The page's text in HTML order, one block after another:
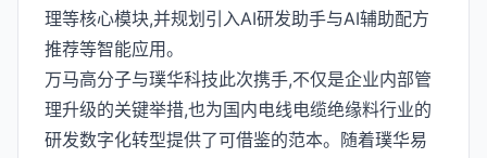
理等核心模块,并规划引入AI研发助手与AI辅助配方
推荐等智能应用。
万马高分子与璞华科技此次携手,不仅是企业内部管
理升级的关键举措,也为国内电线电缆绝缘料行业的
研发数字化转型提供了可借鉴的范本。随着璞华易